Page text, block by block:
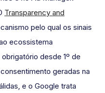
Transparency and
pelo qual os sinais
ecossistema
desde 1º de
geradas na
e o Google trata